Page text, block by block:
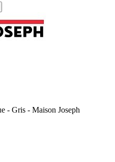
- Gris - Maison Joseph